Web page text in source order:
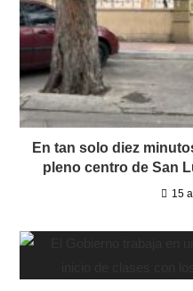
En tan solo diez
pleno centro de San
15